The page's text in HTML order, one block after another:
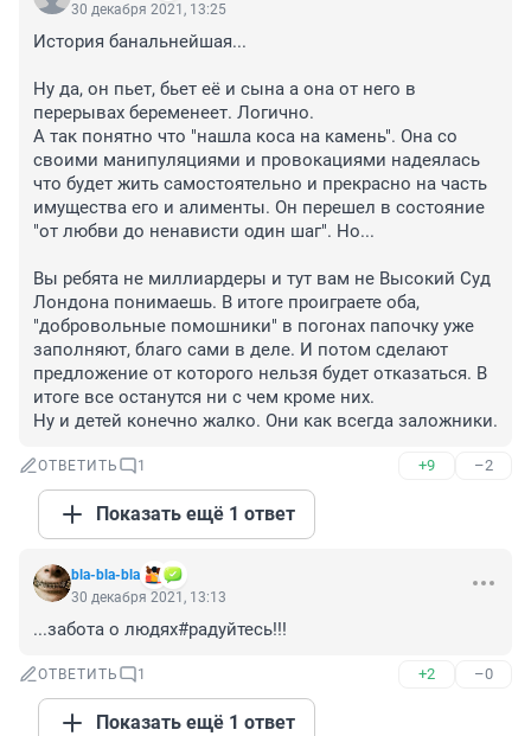
30 декабря 2021, 13:25
История банальнейшая...
Ну да, он пьет, бьет её и сына а она от него в
перерывах беременеет. Логично.
А так понятно что "нашла коса на камень". Она со
своими манипуляциями и провокациями надеялась
что будет жить самостоятельно и прекрасно на часть
имущества его и алименты. Он перешел в состояние
"от любви до ненависти один шаг". Но...
Вы ребята не миллиардеры и тут вам не Высокий Суд
Лондона понимаешь. В итоге проиграете оба,
"добровольные помошники" в погонах папочку уже
заполняют, благо сами в деле. И потом сделают
предложение от которого нельзя будет отказаться. В
итоге все останутся ни с чем кроме них.
Ну и детей конечно жалко. Они как всегда заложники.
ОТВЕТИТЬ 1 +9 –2
Показать ещё 1 ответ
bla-bla-bla
30 декабря 2021, 13:13
...забота о людях#радуйтесь!!!
ОТВЕТИТЬ 1 +2 –0
Показать ещё 1 ответ